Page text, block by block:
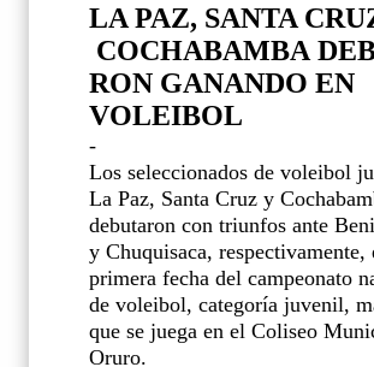
LA PAZ, SANTA
COCHABAMBA
RON GANANDO EN
VOLEIBOL
-
Los seleccionados de voleibol
La Paz, Santa Cruz y
debutaron con triunfos ante
y Chuquisaca, respectivamente,
primera fecha del campeonato
de voleibol, categoría juvenil,
que se juega en el Coliseo
Oruro.